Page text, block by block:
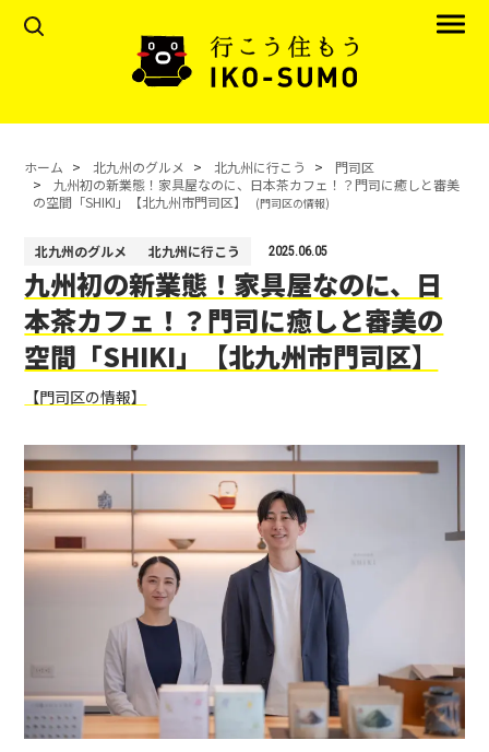
ホーム 北九州のグルメ 北九州に行こう
門司区
九州初の新業態！家具屋なのに、日本茶カフェ！？門司に癒しと審美
の空間「SHIKI」【北九州市門司区】
(門司区の情報)
北九州のグルメ 北九州に行こう 2025.06.05
九州初の新業態！家具屋なのに、日
本茶カフェ！？門司に癒しと審美の
空間「SHIKI」【北九州市門司区】
【門司区の情報】